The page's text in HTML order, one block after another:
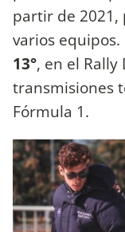
partir de 2021,
varios
13°, en el
transmisiones
Fórmula 1.